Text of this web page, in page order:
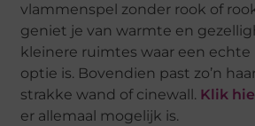
vlammenspel zonder rook of
geniet je van warmte en
kleinere ruimtes waar een echte
optie is. Bovendien past zo’n
strakke wand of cinewall. Klik
er allemaal mogelijk is.